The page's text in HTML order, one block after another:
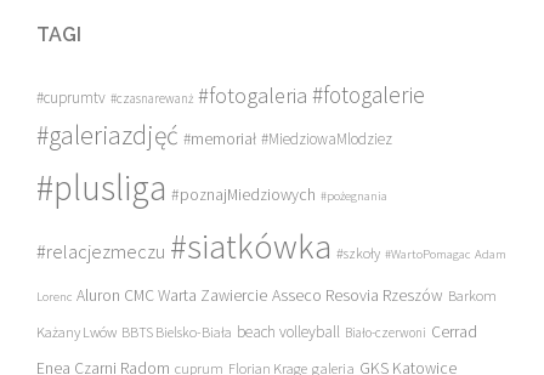
TAGI
#cuprumtv #czasnarewanż #fotogaleria #fotogalerie
#galeriazdjęć #memoriał #MiedziowaMlodziez
#plusliga #poznajMiedziowych #pożegnania
#relacjezmeczu #siatkówka #szkoły #WartoPomagac Adam
Lorenc Aluron CMC Warta Zawiercie Asseco Resovia Rzeszów Barkom
Każany Lwów BBTS Bielsko-Biała beach volleyball Biało-czerwoni Cerrad
Enea Czarni Radom cuprum Florian Krage galeria GKS Katowice